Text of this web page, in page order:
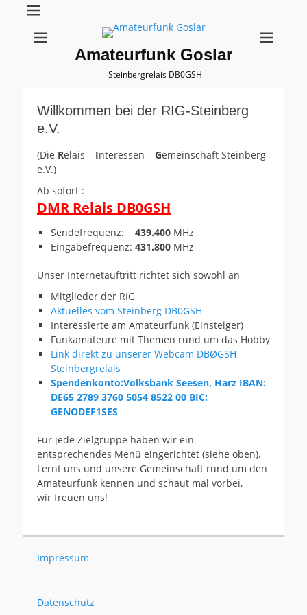
Amateurfunk Goslar
Steinbergrelais DB0GSH
Willkommen bei der RIG-Steinberg
e.V.
(Die Relais – Interessen – Gemeinschaft Steinberg
e.V.)
Ab sofort :
DMR Relais DB0GSH
Sendefrequenz: 439.400 MHz
Eingabefrequenz: 431.800 MHz
Unser Internetauftritt richtet sich sowohl an
Mitglieder der RIG
Aktuelles vom Steinberg DB0GSH
Interessierte am Amateurfunk (Einsteiger)
Funkamateure mit Themen rund um das Hobby
Link direkt zu unserer Webcam DBØGSH
Steinbergrelais
Spendenkonto:Volksbank Seesen, Harz IBAN:
DE65 2789 3760 5054 8522 00 BIC:
GENODEF1SES
Für jede Zielgruppe haben wir ein
entsprechendes Menü eingerichtet (siehe oben).
Lernt uns und unsere Gemeinschaft rund um den
Amateurfunk kennen und schaut mal vorbei,
wir freuen uns!
Impressum
Datenschutz